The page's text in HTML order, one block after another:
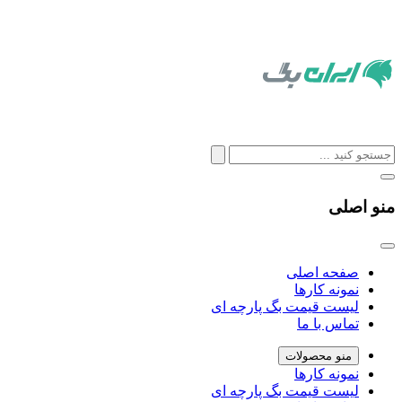
منو اصلی
صفحه اصلی
نمونه کارها
لیست قیمت بگ پارچه ای
تماس با ما
منو محصولات
نمونه کارها
لیست قیمت بگ پارچه ای